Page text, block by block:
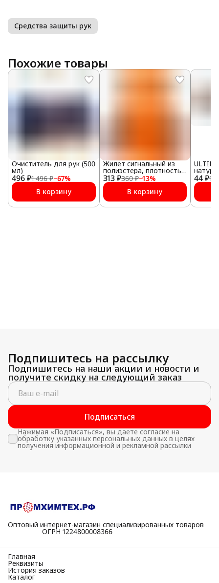
Средства защиты рук
Похожие товары
496 ₽1 496 ₽−67%
Очиститель для рук (500
мл)
В корзину
313 ₽360 ₽−13%
Жилет сигнальный из
полиэстера, плотность
100 г/м2, оранжевый
В корзину
44 ₽1
мм №16
Подпишитесь на рассылку
Подпишитесь на наши акции и новости и
получите скидку на следующий заказ
Подписаться
Нажимая «Подписаться», вы даете согласие на
обработку указанных персональных данных в целях
получения информационной и рекламной рассылки
Оптовый интернет-магазин специализированных товаров
⠀⠀⠀⠀⠀⠀⠀ОГРН 1224800008366
Главная
Реквизиты
История заказов
Каталог